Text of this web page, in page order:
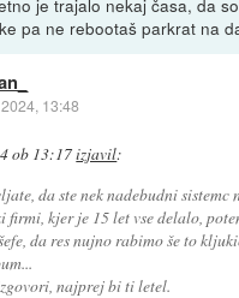
pa ne rebootaš parkrat na
13:48
ob 13:17izjavil:
da ste nek nadebudni sistemc
firmi, kjer je 15 let vse delalo,
da res nujno rabimo še to
najprej bi ti letel.